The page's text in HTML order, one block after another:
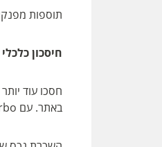
תוספות
חיסכון כלכלי
חסכו עוד
באתר. עם Vrbo, החופשה המושלמת שלכם נמצאת במרחק לחיצה אחת!